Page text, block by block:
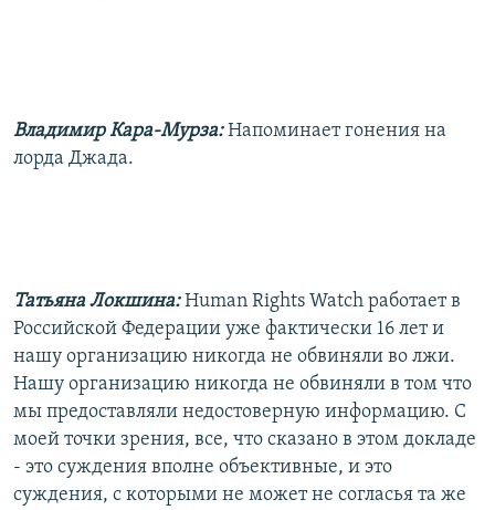
Владимир Кара-Мурза:Напоминает гонения на
лорда Джада.
Татьяна Локшина:Human Rights Watch работает в
Российской Федерации уже фактически 16 лет и
нашу организацию никогда не обвиняли во лжи.
Нашу организацию никогда не обвиняли в том что
мы предоставляли недостоверную информацию. С
моей точки зрения, все, что сказано в этом докладе
- это суждения вполне объективные, и это
суждения, с которыми не может не согласья та же